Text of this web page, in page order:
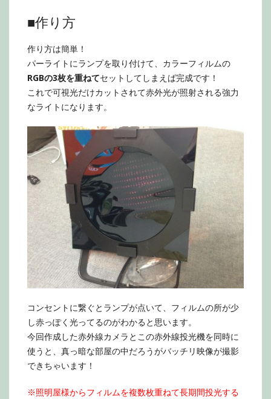
■作り方
作り方は簡単！
パーライトにランプを取り付けて、カラーフィルムの
RGBの3枚を重ねてセットしてしまえば完成です！
これで可視光だけカットされて赤外光が照射される強力
なライトになります。
コンセントに繋ぐとランプが点いて、フィルムの所が少
し赤っぽく光ってるのがわかると思います。
今回作成した赤外線カメラとこの赤外線投光機を同時に
使うと、真っ暗な部屋の中だろうがバッチリ映像が撮影
できちゃいます！
※照明屋様からフィルムを複数枚重ねて長期間投光する